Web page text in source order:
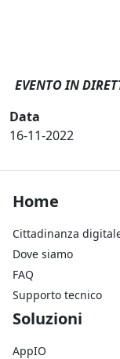
EVENTO IN
Data
16-11-2022
Footer Home
Home
Cittadinanza
Dove siamo
FAQ
Supporto tecnico
Footer
Soluzioni
AppIO